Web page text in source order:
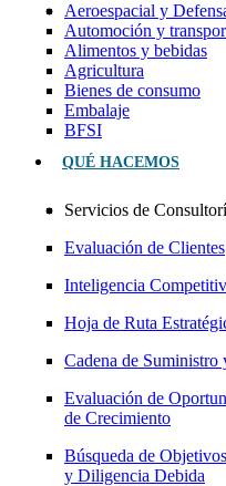
Aeroespacial y
Automoción y
Alimentos y bebidas
Agricultura
Bienes de consumo
Embalaje
BFSI
QUÉ HACEMOS
Servicios de
Evaluación de Clientes
Inteligencia
Hoja de Ruta
Cadena de Suministro
Evaluación de
de Crecimiento
Búsqueda de
y Diligencia Debida